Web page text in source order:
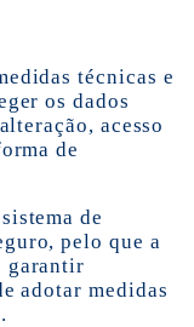
técnicas e
os dados
acesso
de
de
pelo que a
garantir
adotar medidas